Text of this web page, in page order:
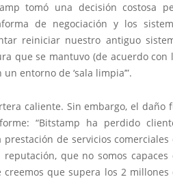
tomó una decisión costosa
de negociación y los
reiniciar nuestro antiguo
que se mantuvo (de acuerdo con
entorno de ‘sala limpia’”.
caliente. Sin embargo, el daño
“Bitstamp ha perdido
de servicios comerciales
que no somos capaces
que supera los 2 millones